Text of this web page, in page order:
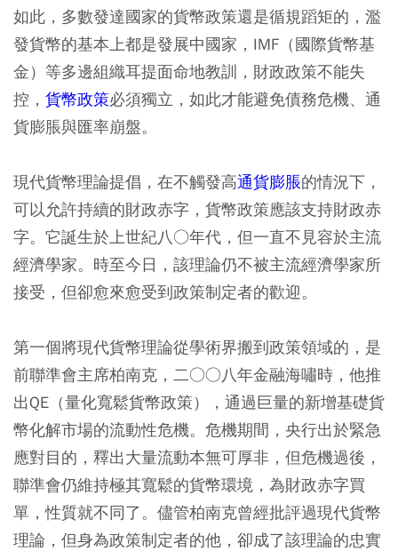
如此，多數發達國家的貨幣政策還是循規蹈矩的，濫
發貨幣的基本上都是發展中國家，IMF（國際貨幣基
金）等多邊組織耳提面命地教訓，財政政策不能失
控， 貨幣政策必須獨立，如此才能避免債務危機、通
貨膨脹與匯率崩盤。
現代貨幣理論提倡，在不觸發高通貨膨脹的情況下，
可以允許持續的財政赤字，貨幣政策應該支持財政赤
字。它誕生於上世紀八○年代，但一直不見容於主流
經濟學家。時至今日，該理論仍不被主流經濟學家所
接受，但卻愈來愈受到政策制定者的歡迎。
第一個將現代貨幣理論從學術界搬到政策領域的，是
前聯準會主席柏南克，二○○八年金融海嘯時，他推
出QE（量化寬鬆貨幣政策），通過巨量的新增基礎貨
幣化解市場的流動性危機。危機期間，央行出於緊急
應對目的，釋出大量流動本無可厚非，但危機過後，
聯準會仍維持極其寬鬆的貨幣環境，為財政赤字買
單，性質就不同了。儘管柏南克曾經批評過現代貨幣
理論，但身為政策制定者的他，卻成了該理論的忠實